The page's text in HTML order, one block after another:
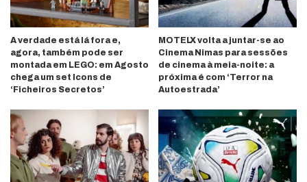
A verdade está lá fora e,
agora, também pode ser
montada em LEGO: em Agosto
chega um set Icons de
‘Ficheiros Secretos’
MOTELX volta a juntar-se ao
Cinema Nimas para sessões
de cinema à meia-noite: a
próxima é com ‘Terror na
Autoestrada’